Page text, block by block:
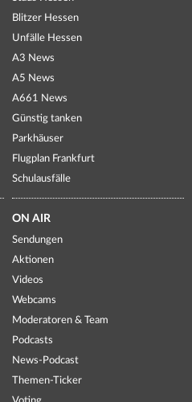
Blitzer Hessen
Unfälle Hessen
A3 News
A5 News
A661 News
Günstig tanken
Parkhäuser
Flugplan Frankfurt
Schulausfälle
ON AIR
Sendungen
Aktionen
Videos
Webcams
Moderatoren & Team
Podcasts
News-Podcast
Themen-Ticker